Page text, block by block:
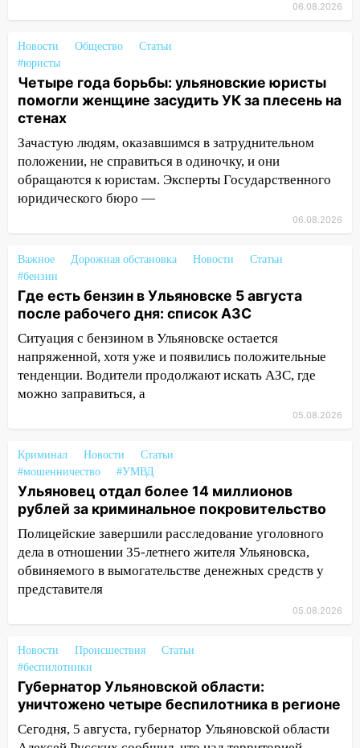
подвез троих незнакомцев на трассе и
заработал уголовное дело
18:14 Прогноз погоды на 6 августа в
Ульяновской области
экстрим: в Ульяновске пройдет
большой фестиваль «Наше время»
17:30 Где есть бензин в Ульяновске 5
августа после рабочего дня: список АЗС
Ульяновске задержали 19-летнюю
сообщницу мошенников
16:12 Едва не перерезал горло: в
Вешкайме посиделки с судимым
знакомым закончились для женщины
больницей
16:06
18-летняя девушка без прав
перевернулась на мопеде и попала в
15:59
Ульяновец отдал более 14
миллионов рублей за криминальное
покровительство
15:32
На «кольце» кроссовер сбил 18-
летнего мопедиста
15:00 В Ульяновске после тройного ДТП
госпитализировали 25-летнего байкера
14:08 Пешеход переходил по «зебре»:
подробности серьезной аварии на
Фруктовой
13:30 В Димитровграде на улице
06.08.2026
Новости Общество
Статьи
#юристы
Четыре года борьбы: ульяновские юристы
помогли женщине засудить УК за плесень на
стенах
Зачастую людям, оказавшимся в затруднительном
положении, не справиться в одиночку, и они
обращаются к юристам. Эксперты Государственного
юридического бюро —
06.08.2026
Важное Дорожная обстановка Новости
Статьи
#бензин
Где есть бензин в Ульяновске 5 августа
после рабочего дня: список АЗС
Ситуация с бензином в Ульяновске остается
напряженной, хотя уже и появились положительные
тенденции. Водители продолжают искать АЗС, где
можно заправиться, а
05.08.2026
Криминал Новости
Статьи
#мошенничество
#УМВД
Ульяновец отдал более 14 миллионов
рублей за криминальное покровительство
Полицейские завершили расследование уголовного
дела в отношении 35-летнего жителя Ульяновска,
обвиняемого в вымогательстве денежных средств у
представителя
05.08.2026
Новости Происшествия
Статьи
#беспилотники
Губернатор Ульяновской области:
уничтожено четыре беспилотника в регионе
Сегодня, 5 августа, губернатор Ульяновской области